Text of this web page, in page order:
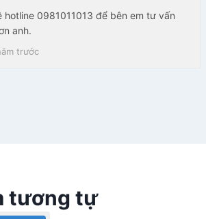
hotline 0981011013 để bên em tư vấn
anh.
trước
tương tự